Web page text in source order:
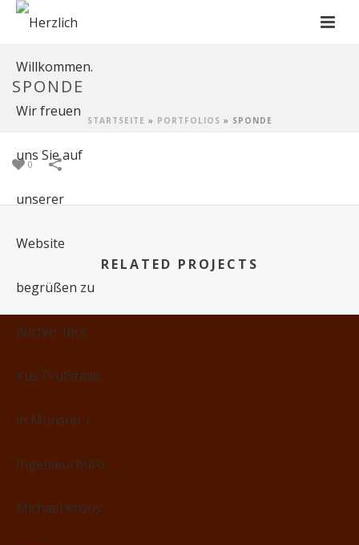
SPONDE
STARTSEITE » PORTFOLIOS » SPONDE
0
RELATED PROJECTS